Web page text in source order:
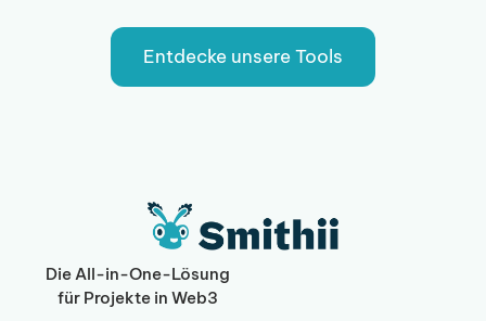
Entdecke unsere Tools
Die All-in-One-Lösung
für Projekte in Web3